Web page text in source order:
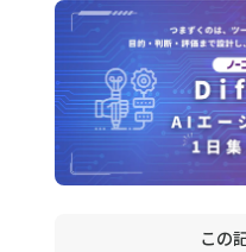
この